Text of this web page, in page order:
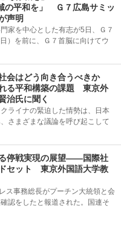
の平和を」 Ｇ７広島サミッ
声明
家を中心とした有志が5日、Ｇ７
）を前に、Ｇ７首脳に向けてウ
会はどう向き合うべきか
る平和構築の課題 東京外
治氏に聞く
ライナの緊迫した情勢は、日本
さまざまな議論を呼び起こして
停戦実現の展望――国際社
セット 東京外国語大学教
ス事務総長がプーチン大統領と会
認をしたと報道された。国連そ